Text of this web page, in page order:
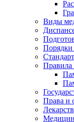
Виды
Порядки
Правила
Права и